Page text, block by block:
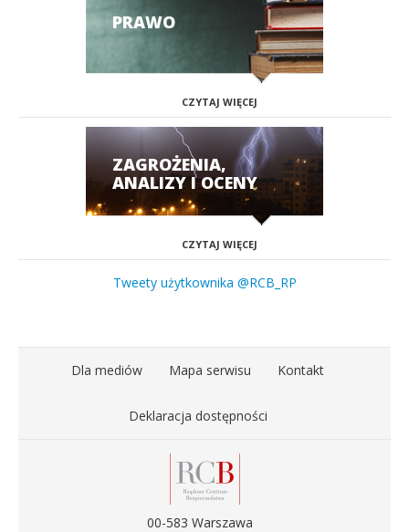
PRAWO
CZYTAJ WIĘCEJ
ZAGROŻENIA,
ANALIZY I OCENY
CZYTAJ WIĘCEJ
Tweety użytkownika @RCB_RP
Dla mediów Mapa serwisu Kontakt
Deklaracja dostępności
00-583 Warszawa